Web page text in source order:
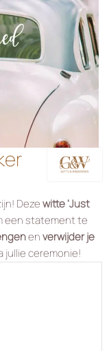
Dezewitte ‘Just
een statement te
enverwijder je
jullie ceremonie!